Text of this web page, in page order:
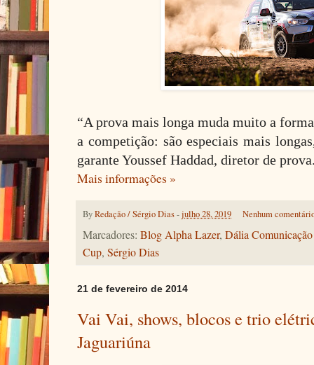
“A prova mais longa muda muito a
a competição: são especiais mais
garante Youssef Haddad, diretor de
Mais informações »
ByRedação / Sérgio Dias-julho 28, 2019 Nenhum
Marcadores: Blog Alpha Lazer, Dália
Cup, Sérgio Dias
21 de fevereiro de 2014
Vai Vai, shows, blocos e trio
Jaguariúna